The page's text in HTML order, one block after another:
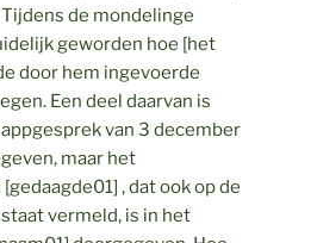
de mondelinge
geworden hoe [het
door hem ingevoerde
Een deel daarvan is
van 3 december
maar het
, dat ook op de
vermeld, is in het